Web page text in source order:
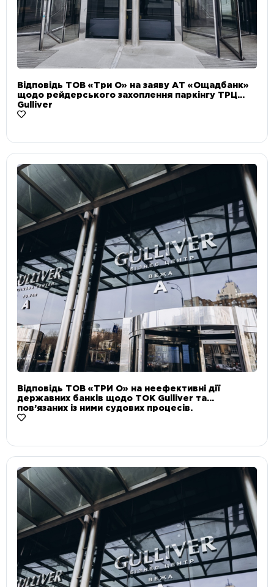
Відповідь ТОВ «Три О» на заяву АТ «Ощадбанк»
щодо рейдерського захоплення паркінгу ТРЦ
Gulliver
Відповідь ТОВ «ТРИ О» на неефективні дії
державних банків щодо ТОК Gulliver та
пов’язаних із ними судових процесів.